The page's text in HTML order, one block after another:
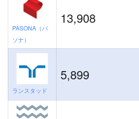
PASONA（パ
ソナ）
13,908
ランスタッド
5,899